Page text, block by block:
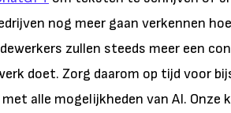
nog meer gaan verkennen
zullen steeds meer een
doet. Zorg daarom op tijd voor
alle mogelijkheden van AI. Onze